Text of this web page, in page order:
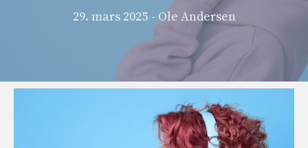
29. mars 2025 - Ole Andersen